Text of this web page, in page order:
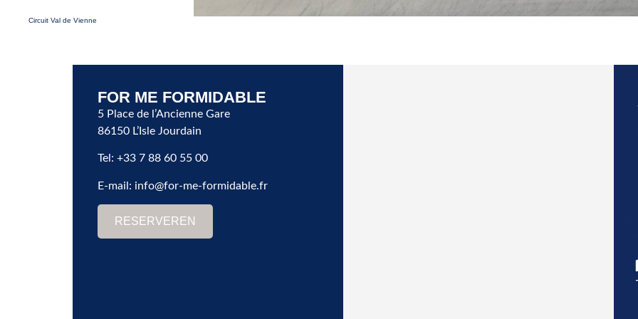
Circuit Val de Vienne
FOR ME FORMIDABLE
5 Place de l’Ancienne Gare
86150 L’Isle Jourdain
Tel: +33 7 88 60 55 00
E-mail: info@for-me-formidable.fr
RESERVEREN